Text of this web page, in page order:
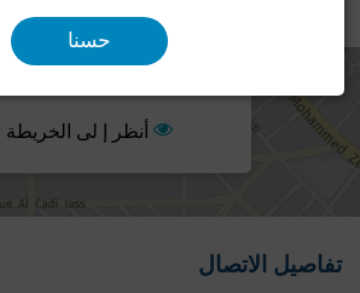
أنظر إ لى الخريطة
تفاصيل الاتصال
حسنا